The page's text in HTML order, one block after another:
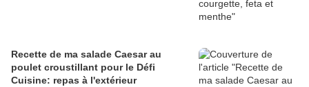
Recette de ma salade Caesar au
poulet croustillant pour le Défi
Cuisine: repas à l'extérieur